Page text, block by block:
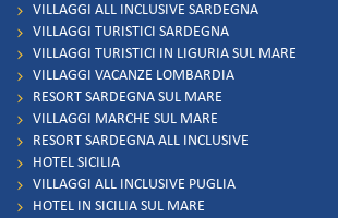
VILLAGGI ALL INCLUSIVE SARDEGNA
VILLAGGI TURISTICI SARDEGNA
VILLAGGI TURISTICI IN LIGURIA SUL MARE
VILLAGGI VACANZE LOMBARDIA
RESORT SARDEGNA SUL MARE
VILLAGGI MARCHE SUL MARE
RESORT SARDEGNA ALL INCLUSIVE
HOTEL SICILIA
VILLAGGI ALL INCLUSIVE PUGLIA
HOTEL IN SICILIA SUL MARE